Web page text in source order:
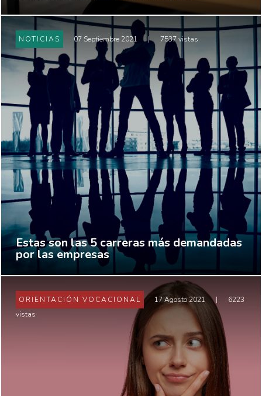
NOTICIAS 07 Septiembre 2021 | 7537 vistas
Estas son las 5 carreras más demandadas
por las empresas
ORIENTACIÓN VOCACIONAL 17 Agosto 2021 |
6223
vistas